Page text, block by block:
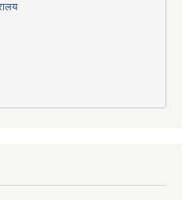
आर्थिक मामिला तथा योजना मन्त्रालय